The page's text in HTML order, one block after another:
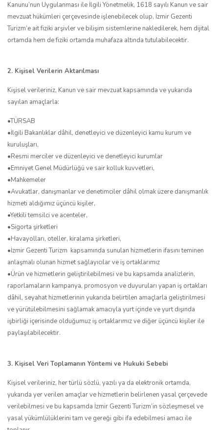
Kanunu’nun Uygulanması ile İlgili Yönetmelik, 1618 sayılı Kanun ve sair
mevzuat hükümleri çerçevesinde işlenebilecek olup, İzmir Gezenti
Turizm’e ait fiziki arşivler ve bilişim sistemlerine nakledilerek, hem dijital
ortamda hem de fiziki ortamda muhafaza altında tutulabilecektir.
2. Kişisel Verilerin Aktarılması
Kişisel verileriniz, Kanun ve sair mevzuat kapsamında ve yukarıda
sayılan amaçlarla:
•TÜRSAB
•İlgili Bakanlıklar dâhil, denetleyici ve düzenleyici kamu kurum ve
kuruluşları,
•Resmi merciler ve düzenleyici ve denetleyici kurumlar
•Emniyet Genel Müdürlüğü ve sair kolluk kuvvetleri,
•Mahkemeler
•Avukatlar, danışmanlar ve denetimciler dâhil olmak üzere danışmanlık
hizmeti aldığımız üçüncü kişiler,
•Yetkili temsilci ve acenteler,
•Sigorta şirketleri
•Havayolları, oteller, kiralama şirketleri,
•İzmir Gezenti Turizm kapsamında sunulan hizmetlerin ifasını teminen
anlaşmalı olunan hizmet sağlayıcılar ve iş ortaklarımız
•Ürün ve hizmetlerin geliştirilebilmesi ve bu kapsamda analizlerin,
raporlamaların kampanya, promosyon ve duyuruları yapan iş ortakları
dâhil, seyahat hizmetlerinin yukarıda belirtilen amaçlarla geliştirilmesi
ve yürütülebilmesini sağlamak amacıyla yurt içinde ve yurt dışında
işbirliği içerisinde olduğumuz iş ortaklarımız ve diğer üçüncü kişiler ile
paylaşılabilecektir.
3. Kişisel Veri Toplamanın Yöntemi ve Hukuki Sebebi
Kişisel verileriniz, her türlü sözlü, yazılı ya da elektronik ortamda,
yukarıda yer verilen amaçlar ve hizmetlerin belirlenen yasal çerçevede
verilebilmesi ve bu kapsamda İzmir Gezenti Turizm’in sözleşmesel ve
yasal yükümlülüklerini tam ve gereği gibi ifa edebilmesi amacı ile